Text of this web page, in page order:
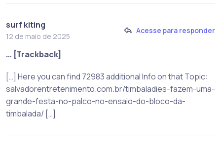
surf kiting
12 de maio de 2025
Acesse para responder
… [Trackback]
[…] Here you can find 72983 additional Info on that Topic:
salvadorentretenimento.com.br/timbaladies-fazem-uma-
grande-festa-no-palco-no-ensaio-do-bloco-da-
timbalada/ […]